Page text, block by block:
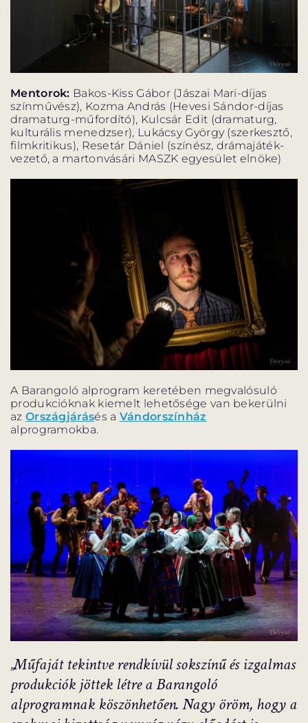
Mentorok: Bakos-Kiss Gábor (Jászai Mari-díjas
színművész), Kozma András (Hevesi Sándor-díjas
dramaturg-műfordító), Kulcsár Edit (dramaturg,
kulturális menedzser), Lukácsy György (szerkesztő,
filmkritikus), Resetár Dániel (színész, drámajáték-
vezető, a martonvásári MASZK egyesület elnöke)
A Barangoló alprogram keretében megvalósuló
produkcióknak kiemelt lehetősége van bekerülni
az Országjárásés a Vándorszínház
alprogramokba.
„Műfaját tekintve rendkívül sokszínű és izgalmas
produkciók jöttek létre a Barangoló
alprogramnak köszönhetően. Nagy öröm, hogy a